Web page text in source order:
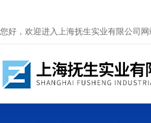
您好，欢迎进入上海抚生实业有限公司网